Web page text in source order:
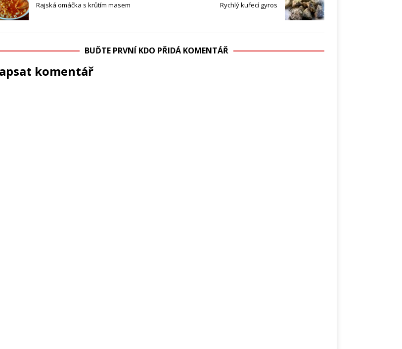
Rajská omáčka s krůtím masem Rychlý kuřecí gyros
BUĎTE PRVNÍ KDO PŘIDÁ KOMENTÁŘ
komentář